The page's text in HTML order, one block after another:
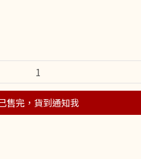
售完，貨到通知我